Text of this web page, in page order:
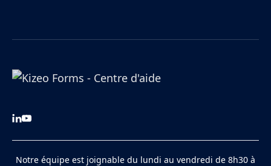
Notre équipe est joignable du lundi au vendredi de 8h30 à